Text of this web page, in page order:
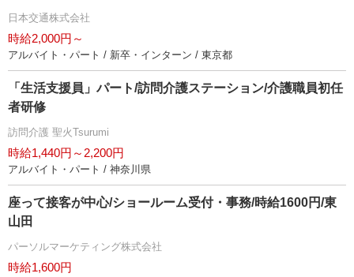
日本交通株式会社
時給2,000円～
アルバイト・パート / 新卒・インターン / 東京都
「生活支援員」パート/訪問介護ステーション/介護職員初任
者研修
訪問介護 聖火Tsurumi
時給1,440円～2,200円
アルバイト・パート / 神奈川県
座って接客が中心/ショールーム受付・事務/時給1600円/東
山田
パーソルマーケティング株式会社
時給1,600円